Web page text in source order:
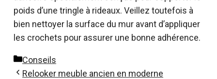
poids d’une tringle à rideaux. Veillez toutefois à
bien nettoyer la surface du mur avant d’appliquer
les crochets pour assurer une bonne adhérence.
Catégories
Conseils
Relooker meuble ancien en moderne